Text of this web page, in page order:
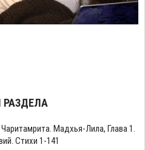
Мадхья-Лила, Глава 1.
Стихи 1-141